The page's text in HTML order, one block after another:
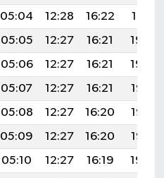
05:04 12:28 16:22
19:41
05:05 12:27 16:21
19:40
05:06 12:27 16:21
19:39
05:07 12:27 16:21
19:38
05:08 12:27 16:20
19:37
05:09 12:27 16:20
19:36
05:10 12:27 16:19
19:34